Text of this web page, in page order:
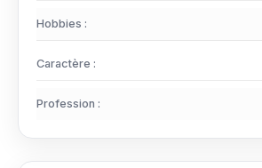
Hobbies :
Caractère :
Profession :